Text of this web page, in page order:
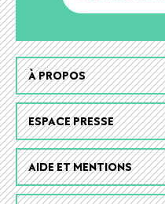
Footer
menu
À PROPOS
ESPACE PRESSE
AIDE ET MENTIONS